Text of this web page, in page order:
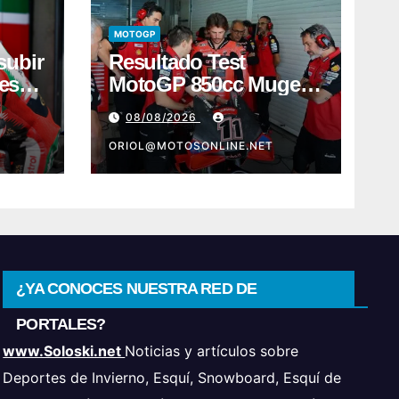
MOTOGP
Resultado Test
MotoGP 850cc Mugello
2: Buenas noticias
para Márquez y Acosta
08/08/2026
ORIOL@MOTOSONLINE.NET
¿YA CONOCES NUESTRA RED DE
PORTALES?
www.Soloski.net Noticias y artículos sobre
Deportes de Invierno, Esquí, Snowboard, Esquí de